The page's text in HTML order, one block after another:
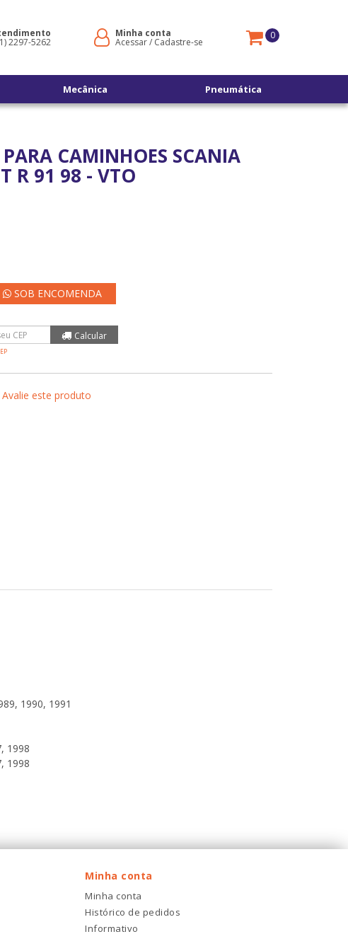
2297-5262
Minha conta
Acessar/ Cadastre-se
0
Mecânica Pneumática
CAMINHOES SCANIA
R 91 98 - VTO
SOB ENCOMENDA
Avalie este produto
1990, 1991
1998
1998
Minha conta
Minha conta
Histórico de pedidos
Informativo